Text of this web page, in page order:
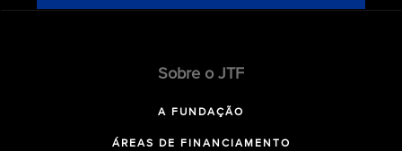
Sobre o JTF
A FUNDAÇÃO
ÁREAS DE FINANCIAMENTO